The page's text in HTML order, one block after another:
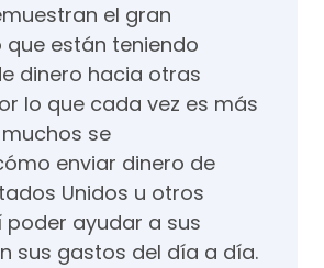
el gran
están teniendo
dinero hacia otras
lo que cada vez es más
se
enviar dinero de
Unidos u otros
poder ayudar a sus
sus gastos del día a día.